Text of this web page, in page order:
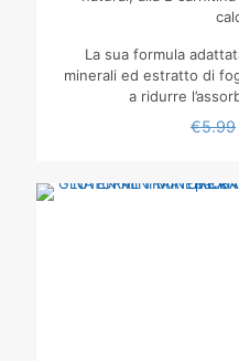
La sua formula
minerali ed estratto di
a ridurre
€5.99